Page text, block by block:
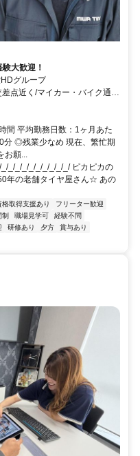
大歓迎！
グループ
点近く/マイカー・バイク通勤
間 平均勤務日数：1ヶ月あた
◎残業少なめ 現在、繁忙期
願...
_/_/_/_/_/_/_/_/_/ ピカピカの
年の老舗タイヤ屋さん☆ あの
格取得支援あり
フリーター歓迎
制 職場見学可
経験不問
研修あり 夕方
賞与あり